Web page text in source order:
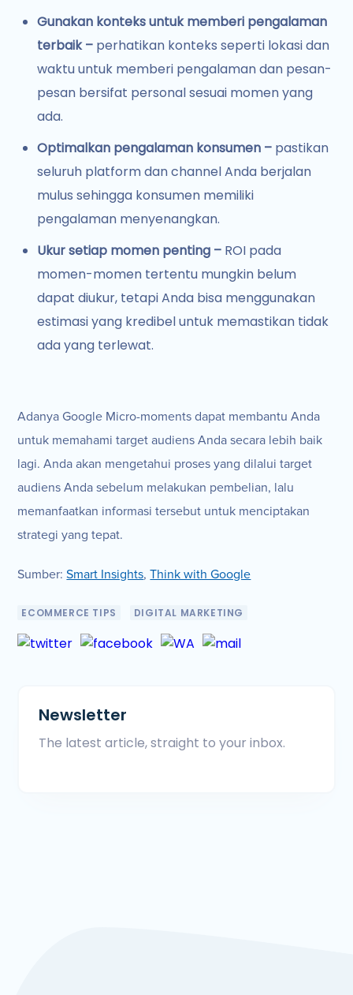
Gunakan konteks untuk memberi pengalaman
terbaik – perhatikan konteks seperti lokasi dan
waktu untuk memberi pengalaman dan pesan-
pesan bersifat personal sesuai momen yang
ada.
Optimalkan pengalaman konsumen – pastikan
seluruh platform dan channel Anda berjalan
mulus sehingga konsumen memiliki
pengalaman menyenangkan.
Ukur setiap momen penting – ROI pada
momen-momen tertentu mungkin belum
dapat diukur, tetapi Anda bisa menggunakan
estimasi yang kredibel untuk memastikan tidak
ada yang terlewat.
Adanya Google Micro-moments dapat membantu Anda
untuk memahami target audiens Anda secara lebih baik
lagi. Anda akan mengetahui proses yang dilalui target
audiens Anda sebelum melakukan pembelian, lalu
memanfaatkan informasi tersebut untuk menciptakan
strategi yang tepat.
Sumber:Smart Insights,Think with Google
ECOMMERCE TIPS DIGITAL MARKETING
Newsletter
The latest article, straight to your inbox.